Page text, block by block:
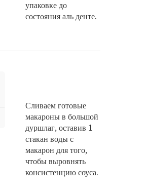
упаковке до
состояния аль денте.
Сливаем готовые
макароны в большой
дуршлаг, оставив 1
стакан воды с
макарон для того,
чтобы выровнять
консистенцию соуса.